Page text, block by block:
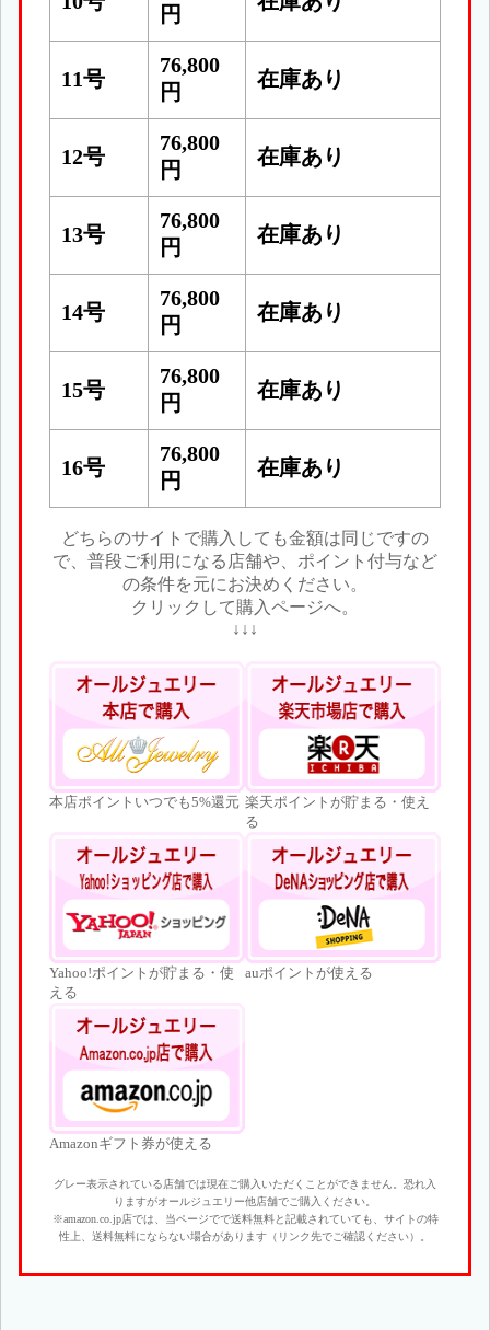
円
11号
76,800
円
在庫あり
12号
76,800
円
在庫あり
13号
76,800
円
在庫あり
14号
76,800
円
在庫あり
15号
76,800
円
在庫あり
16号
76,800
円
在庫あり
どちらのサイトで購入しても金額は同じですの
で、普段ご利用になる店舗や、ポイント付与など
の条件を元にお決めください。
クリックして購入ページへ。
↓↓↓
本店ポイントいつでも5%還元 楽天ポイントが貯まる・使え
る
Yahoo!ポイントが貯まる・使
える
auポイントが使える
Amazonギフト券が使える
グレー表示されている店舗では現在ご購入いただくことができません。恐れ入
りますがオールジュエリー他店舗でご購入ください。
※amazon.co.jp店では、当ページでで送料無料と記載されていても、サイトの特
性上、送料無料にならない場合があります（リンク先でご確認ください）。